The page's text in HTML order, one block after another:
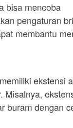
bisa mencoba
pengaturan
membantu
ekstensi
Misalnya,
buram dengan